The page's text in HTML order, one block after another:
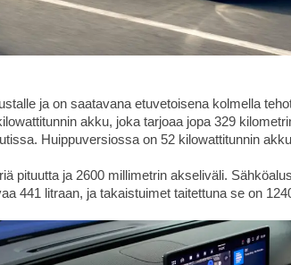
ja on saatavana etuvetoisena kolmella
akku, joka tarjoaa jopa 329
Huippuversiossa on 52 kilowattitunnin
pituutta ja 2600 millimetrin akseliväli.
441 litraan, ja takaistuimet taitettuna se on